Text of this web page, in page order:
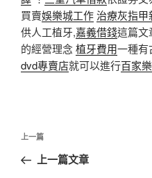
買賣娛樂城工作治療灰指甲
供人工植牙,嘉義借錢這篇文
的經營理念 植牙費用一種有
dvd專賣店就可以進行百家
文
導
上
一
上一篇
上一篇文章